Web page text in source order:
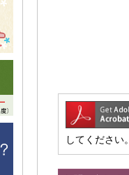
してください。